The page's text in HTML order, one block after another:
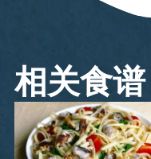
相关食谱